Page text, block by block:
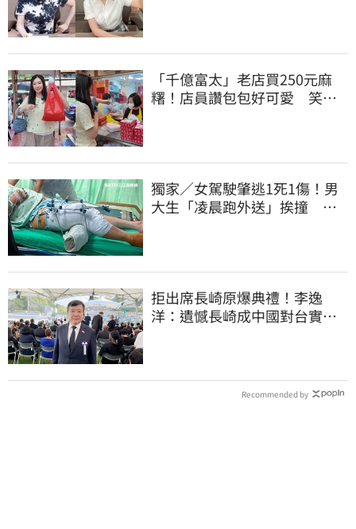
「千億富太」老店買250元麻
糬！店員讚包包好可愛 笑
獨家／女駕駛肇逃1死1傷！男
大生「凌晨跑外送」挨撞 媽
拒出席長崎原爆典禮！李逸
洋：遺憾長崎成中國對台實施
Recommended by